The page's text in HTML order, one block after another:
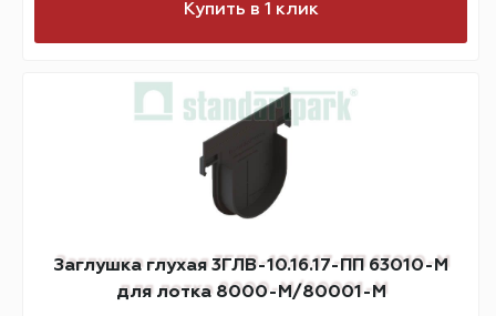
Купить в 1 клик
Заглушка глухая 3ГЛВ-10.16.17-ПП 63010-М
для лотка 8000-М/80001-М